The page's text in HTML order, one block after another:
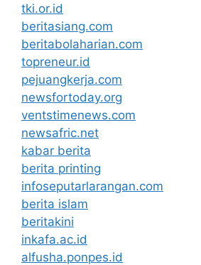
tki.or.id
beritasiang.com
beritabolaharian.com
topreneur.id
pejuangkerja.com
newsfortoday.org
ventstimenews.com
newsafric.net
kabar berita
berita printing
infoseputarlarangan.com
berita islam
beritakini
inkafa.ac.id
alfusha.ponpes.id